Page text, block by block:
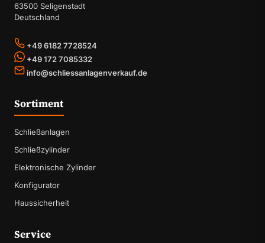
63500 Seligenstadt
Deutschland
+49 6182 7728524
+49 172 7085332
info@schliessanlagenverkauf.de
Sortiment
Schließanlagen
Schließzylinder
Elektronische Zylinder
Konfigurator
Haussicherheit
Service